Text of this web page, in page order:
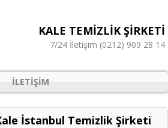
KALE TEMIZLIK ŞIRKETI
7/24 İletişim (0212) 909 28 14
ILETIŞIM
İstanbul Temizlik Şirketi